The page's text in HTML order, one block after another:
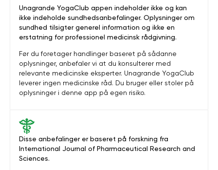
Disse anbefalinger er baseret på forskning fra
International Journal of Pharmaceutical Research and
Sciences.
Unagrande YogaClub appen indeholder ikke og kan
ikke indeholde sundhedsanbefalinger. Oplysninger om
sundhed tilsigter generel information og ikke en
erstatning for professionel medicinsk rådgivning.
Før du foretager handlinger baseret på sådanne
oplysninger, anbefaler vi at du konsulterer med
relevante medicinske eksperter. Unagrande YogaClub
leverer ingen medicinske råd. Du bruger eller stoler på
oplysninger i denne app på egen risiko.